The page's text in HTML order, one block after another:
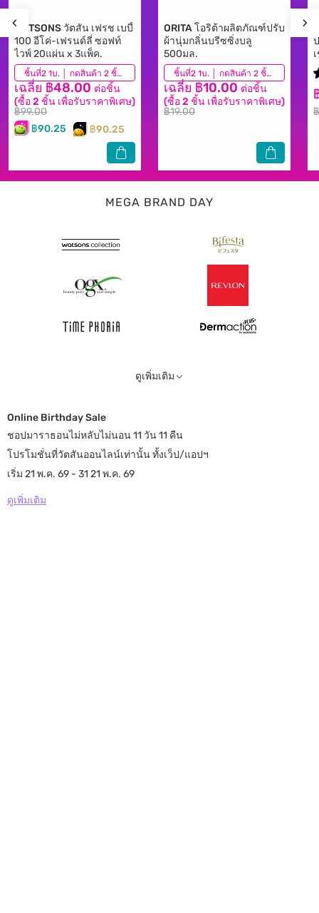
ชิ้นที่2 1บ. │ กดสินค้า 2 ชิ้นเพื่อรับโปรโมชันนี้
WATSONS วัตสัน เฟรช เบบี้
100 อีโค่-เฟรนด์ลี่ ซอฟท์
ไวพ์ 20แผ่น x 3แพ็ค.
เฉลี่ย ฿48.00 ต่อชิ้น
(ซื้อ 2 ชิ้น เพื่อรับราคาพิเศษ)
฿99.00
฿90.25
฿90.25
(655) ชิ้นที่2 1บ. │ กดสินค้า 2 ชิ้นเพื่อรับโปรโมชันนี้
ORITAโอริต้าผลิตภัณฑ์ปรับ
ผ้านุ่มกลิ่นบรีซซิ่งบลู
500มล.
เฉลี่ย ฿10.00 ต่อชิ้น
(ซื้อ 2 ชิ้น เพื่อรับราคาพิเศษ)
฿19.00
(1,014)
MEGA BRAND DAY
ดูเพิ่มเติม
Online Birthday Sale
ชอปมาราธอนไม่หลับไม่นอน 11 วัน 11 คืน
โปรโมชั่นที่วัตสันออนไลน์เท่านั้น ทั้งเว็ป/แอปฯ
เริ่ม 21 พ.ค. 69 - 31 21 พ.ค. 69
ดูเพิ่มเติม